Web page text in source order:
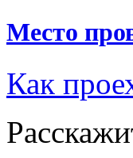
Место
Как